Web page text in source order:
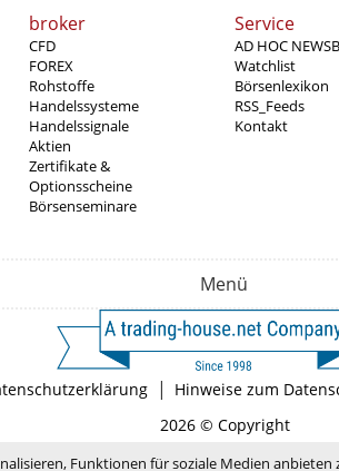
broker
CFD
FOREX
Rohstoffe
Handelssysteme
Handelssignale
Aktien
Zertifikate &
Optionsscheine
Börsenseminare
Service
AD HOC
Watchlist
Börsenlexikon
RSS_Feeds
Kontakt
Menü
| Hinweise zum
2026 © Copyright
Funktionen für soziale Medien